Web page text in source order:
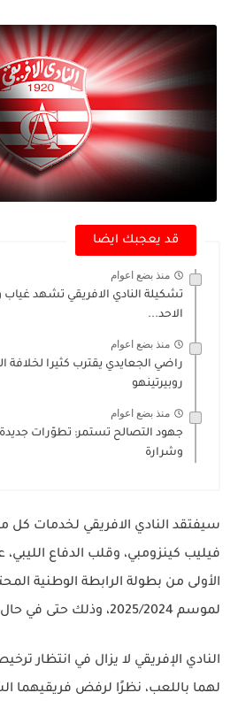
قد يعجبك ايضا
منذ بضع اعوام
تشكيلة النادي الافريقي تشهد
الاحد...
منذ بضع اعوام
راضي الجعايدي يقترب كثيرا لخلافة
روبيرتينهو
منذ بضع اعوام
جهود التصالح تستمر: تطوّرات جديدة
وشرارة
سيفتقد النادي الافريقي لخدمات كل
فيليب كينزومبي، وقلب الدفاع
الأولى من بطولة الرابطة الوطنية
لموسم 2025/2024، وذلك حتى في حال رفع منع الانتداب.
النادي الإفريقي لا يزال في انتظار
لهما باللعب، نظرًا لرفض فريقيهما